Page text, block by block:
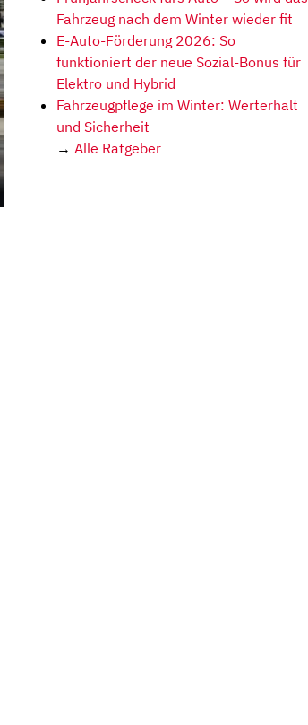
Fahrzeug nach dem Winter wieder fit
E-Auto-Förderung 2026: So
funktioniert der neue Sozial-Bonus für
Elektro und Hybrid
Fahrzeugpflege im Winter: Werterhalt
und Sicherheit
→ Alle Ratgeber